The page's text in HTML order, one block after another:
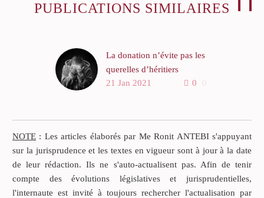
PUBLICATIONS SIMILAIRES
La donation n’évite pas les
querelles d’héritiers
dessaisit immédiatement
d’un bien ou d’une valeur
en argent au profit d’un
donataire qui accepte.
0 0
21 Jan 2021
NOTE : Les articles élaborés par Me Ronit ANTEBI s'appuyant
sur la jurisprudence et les textes en vigueur sont à jour à la date
de leur rédaction. Ils ne s'auto-actualisent pas. Afin de tenir
compte des évolutions législatives et jurisprudentielles,
l'internaute est invité à toujours rechercher l'actualisation par